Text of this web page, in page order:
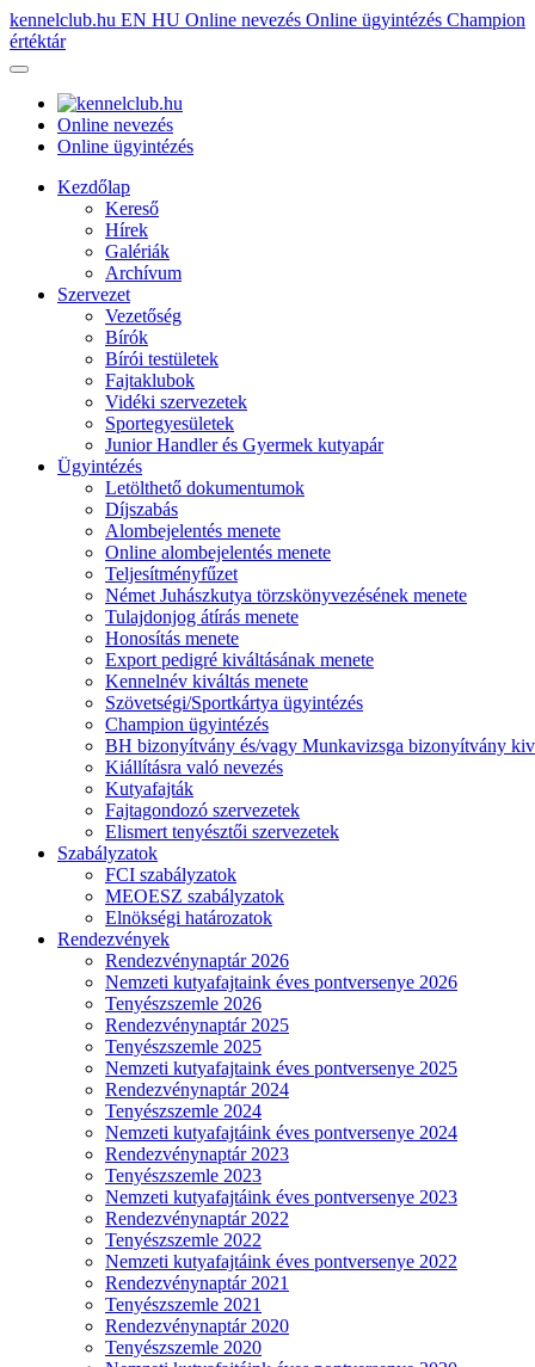
kennelclub.hu EN HU Online nevezés Online ügyintézés Champion
értéktár
Online nevezés
Online ügyintézés
Kezdőlap
Kereső
Hírek
Galériák
Archívum
Szervezet
Vezetőség
Bírók
Bírói testületek
Fajtaklubok
Vidéki szervezetek
Sportegyesületek
Junior Handler és Gyermek kutyapár
Ügyintézés
Letölthető dokumentumok
Díjszabás
Alombejelentés menete
Online alombejelentés menete
Teljesítményfűzet
Német Juhászkutya törzskönyvezésének menete
Tulajdonjog átírás menete
Honosítás menete
Export pedigré kiváltásának menete
Kennelnév kiváltás menete
Szövetségi/Sportkártya ügyintézés
Champion ügyintézés
BH bizonyítvány és/vagy Munkavizsga bizonyítvány
Kiállításra való nevezés
Kutyafajták
Fajtagondozó szervezetek
Elismert tenyésztői szervezetek
Szabályzatok
FCI szabályzatok
MEOESZ szabályzatok
Elnökségi határozatok
Rendezvények
Rendezvénynaptár 2026
Nemzeti kutyafajtaink éves pontversenye 2026
Tenyészszemle 2026
Rendezvénynaptár 2025
Tenyészszemle 2025
Nemzeti kutyafajtaink éves pontversenye 2025
Rendezvénynaptár 2024
Tenyészszemle 2024
Nemzeti kutyafajtáink éves pontversenye 2024
Rendezvénynaptár 2023
Tenyészszemle 2023
Nemzeti kutyafajtáink éves pontversenye 2023
Rendezvénynaptár 2022
Tenyészszemle 2022
Nemzeti kutyafajtáink éves pontversenye 2022
Rendezvénynaptár 2021
Tenyészszemle 2021
Rendezvénynaptár 2020
Tenyészszemle 2020